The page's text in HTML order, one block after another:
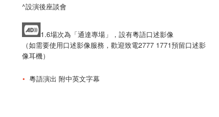
^設演後座談會
1.6場次為「通達專場」，設有粵語口述影像
（如需要使用口述影像服務，歡迎致電2777 1771預留口述影
像耳機）
粵語演出 附中英文字幕